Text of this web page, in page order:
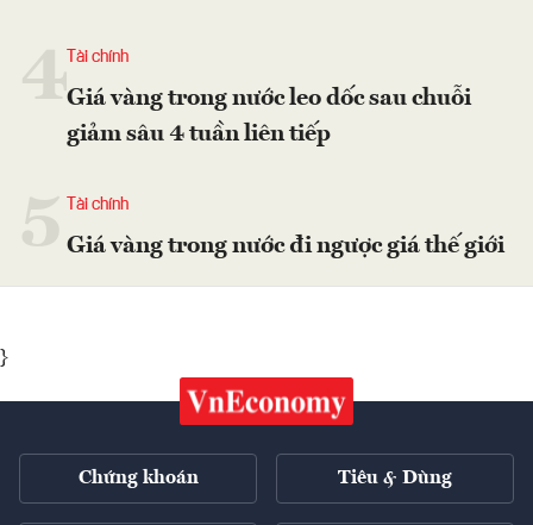
4 Tài chính
Giá vàng trong nước leo dốc sau chuỗi
giảm sâu 4 tuần liên tiếp
Tài chính
Giá vàng trong nước đi ngược giá thế giới
}
Chứng khoán Tiêu & Dùng